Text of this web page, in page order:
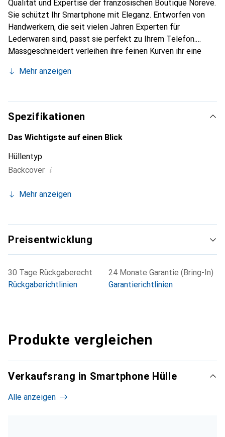
Qualität und Expertise der französischen Boutique Noreve.
Sie schützt Ihr Smartphone mit Eleganz. Entworfen von
Handwerkern, die seit vielen Jahren Experten für
Lederwaren sind, passt sie perfekt zu Ihrem Telefon.
Massgeschneidert verleihen ihre feinen Kurven ihr eine
unverzichtbaren Accessoire für Ihr Smartphone.
die Marke Noreve eine sichere Wahl für eine
anspruchsvolle Kundschaft.
Mehr anzeigen
Spezifikationen
Das Wichtigste auf einen Blick
Hüllentyp
Backcover i
Mehr anzeigen
Preisentwicklung
30 Tage Rückgaberecht
Rückgaberichtlinien
24 Monate Garantie (Bring-In)
Garantierichtlinien
Produkte vergleichen
Verkaufsrang in Smartphone Hülle
Alle anzeigen